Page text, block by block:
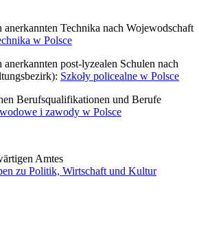
Technika nach Wojewodschaft
w Polsce
post-lyzealen Schulen nach
Szkoły policealne w Polsce
Berufsqualifikationen und Berufe
i zawody w Polsce
Amtes
zu Politik, Wirtschaft und Kultur